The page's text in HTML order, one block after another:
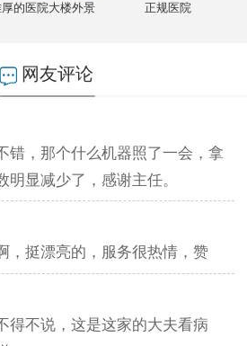
的医院大楼外景 正规医院
网友评论
错，那个什么机器照了一会，拿
明显减少了，感谢主任。
，挺漂亮的，服务很热情，赞
得不说，这是这家的大夫看病